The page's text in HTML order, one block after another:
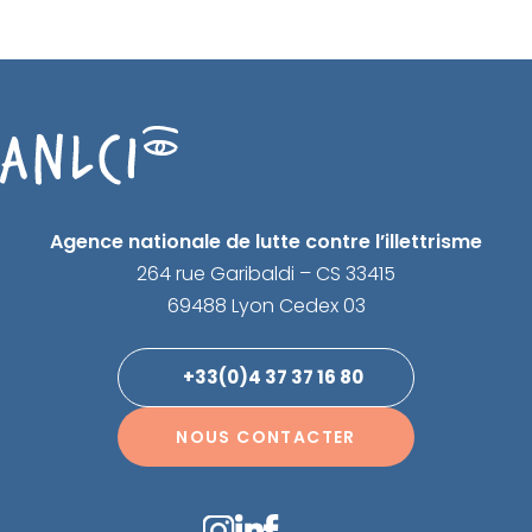
Agence nationale de lutte contre l’illettrisme
264 rue Garibaldi – CS 33415
69488 Lyon Cedex 03
+33(0)4 37 37 16 80
NOUS CONTACTER